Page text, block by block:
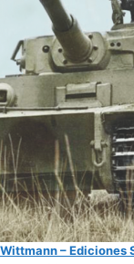
– Ediciones